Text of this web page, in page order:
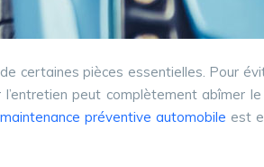
certaines pièces essentielles. Pour
peut complètement abîmer
maintenance préventive automobile est